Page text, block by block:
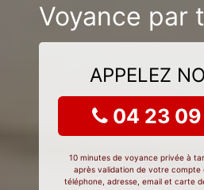
Voyance par
APPELEZ
04 23
10 minutes de voyance privée à
après validation de votre compte
téléphone, adresse, email et carte